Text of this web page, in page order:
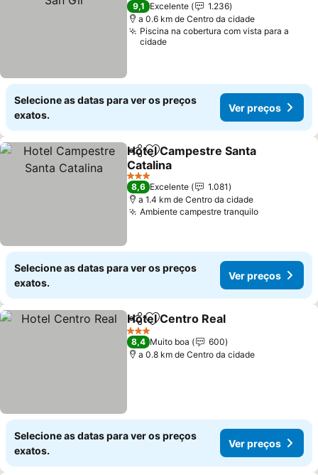
9,1 Excelente
1.236
a 0.6 km de Centro da cidade
Piscina na cobertura com vista para a
cidade
Selecione as datas para ver os preços
exatos.
Ver preços
PartilharAdicionar aos favoritos
Hotel Campestre Santa
Catalina
Ver preços
3 Estrelas
8,6 Excelente
1.081
a 1.4 km de Centro da cidade
Ambiente campestre tranquiloVer preços
Selecione as datas para ver os preços
exatos.
Ver preços
PartilharAdicionar aos favoritos
Hotel Centro Real
3 Estrelas
8,4 Muito boa
600
a 0.8 km de Centro da cidade
Selecione as datas para ver os preços
exatos.
Ver preços